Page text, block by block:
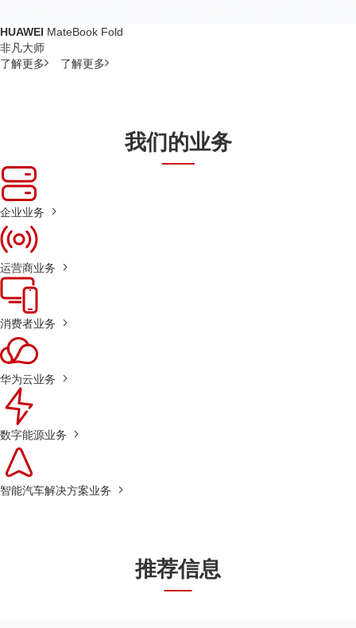
HUAWEI MateBook Fold
非凡大师
了解更多
了解更多
我们的业务
企业业务
运营商业务
消费者业务
华为云业务
数字能源业务
智能汽车解决方案业务
推荐信息